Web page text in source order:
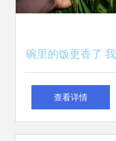
碗里的饭更香了 我
国粮食战争的胜利
查看详情